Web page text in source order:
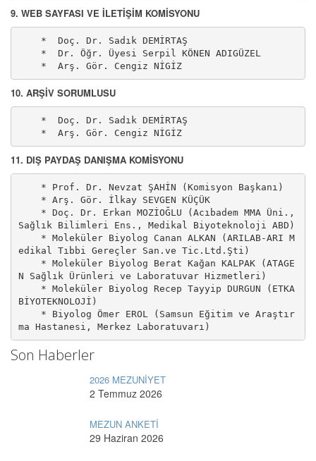
9. WEB SAYFASI VE İLETİŞİM KOMİSYONU
    *  Arş. Gör. Cengiz NİGİZ
10. ARŞİV SORUMLUSU
    *  Arş. Gör. Cengiz NİGİZ
11. DIŞ PAYDAŞ DANIŞMA KOMİSYONU
Sağlık Bilimleri Ens., Medikal Biyoteknoloji ABD)
edikal Tıbbi Gereçler San.ve Tic.Ltd.Şti)
N Sağlık Ürünleri ve Laboratuvar Hizmetleri)
BİYOTEKNOLOJİ)
ma Hastanesi, Merkez Laboratuvarı)
Son Haberler
2026 MEZUNİYET
2 Temmuz 2026
MEZUN ANKETİ
29 Haziran 2026